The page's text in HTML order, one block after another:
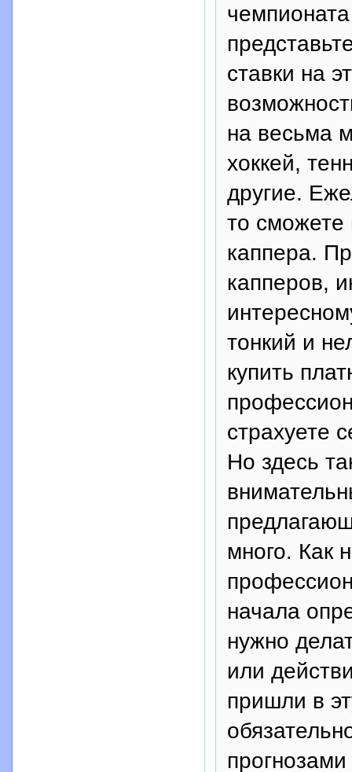
ставки на
на весьма
хоккей,
другие.
то сможете
каппера.
капперов,
тонкий и
купить
страхуете
Но здесь
много. Как
начала
нужно
или
пришли в